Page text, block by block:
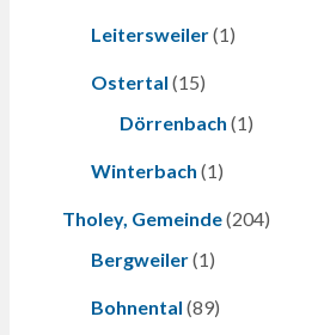
Leitersweiler(1)
Ostertal (15)
Dörrenbach (1)
Winterbach (1)
Tholey, Gemeinde(204)
Bergweiler(1)
Bohnental (89)